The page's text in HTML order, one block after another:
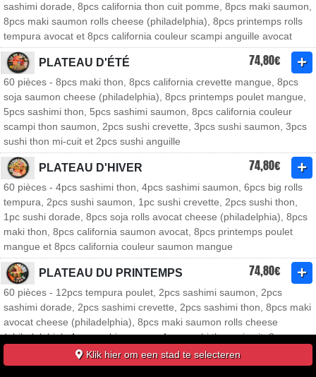
sashimi dorade, 8pcs california thon cuit pomme, 8pcs maki saumon,
8pcs maki saumon rolls cheese (philadelphia), 8pcs printemps rolls
tempura avocat et 8pcs california couleur scampi anguille avocat
PLATEAU D'ÉTÉ 74,80€
60 pièces - 8pcs maki thon, 8pcs california crevette mangue, 8pcs
soja saumon cheese (philadelphia), 8pcs printemps poulet mangue,
5pcs sashimi thon, 5pcs sashimi saumon, 8pcs california couleur
scampi thon saumon, 2pcs sushi crevette, 3pcs sushi saumon, 3pcs
sushi thon mi-cuit et 2pcs sushi anguille
PLATEAU D'HIVER 74,80€
60 pièces - 4pcs sashimi thon, 4pcs sashimi saumon, 6pcs big rolls
tempura, 2pcs sushi saumon, 1pc sushi crevette, 2pcs sushi thon,
1pc sushi dorade, 8pcs soja rolls avocat cheese (philadelphia), 8pcs
maki thon, 8pcs california saumon avocat, 8pcs printemps poulet
mangue et 8pcs california couleur saumon mangue
PLATEAU DU PRINTEMPS 74,80€
60 pièces - 12pcs tempura poulet, 2pcs sashimi saumon, 2pcs
sashimi dorade, 2pcs sashimi crevette, 2pcs sashimi thon, 8pcs maki
avocat cheese (philadelphia), 8pcs maki saumon rolls cheese
(philadelphia), 4pcs sushi saumon, 4pcs sushi thon mi cuit, 8pcs
primtemps rolls tepura avocat et 8pcs yaki poulet thon mangue
Klik hier om een stad te selecteren